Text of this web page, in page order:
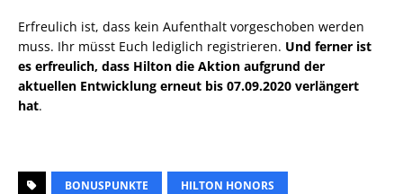
Erfreulich ist, dass kein Aufenthalt vorgeschoben werden
muss. Ihr müsst Euch lediglich registrieren. Und ferner ist
es erfreulich, dass Hilton die Aktion aufgrund der
aktuellen Entwicklung erneut bis 07.09.2020 verlängert
hat.
BONUSPUNKTE HILTON HONORS